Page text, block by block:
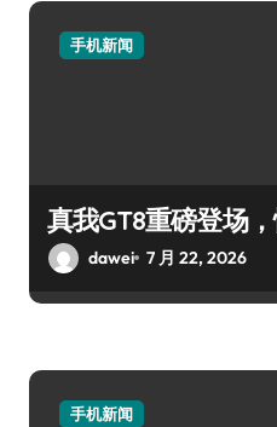
手机新闻
真我GT8重磅登场
dawei 7 月 22, 2026
手机新闻